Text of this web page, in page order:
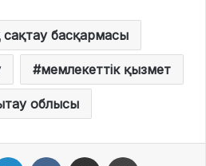
басқармасы
мемлекеттік қызмет
облысы